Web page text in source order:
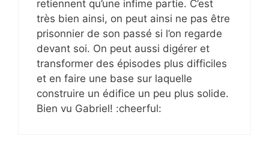
retiennent qu’une infime partie. C’est
très bien ainsi, on peut ainsi ne pas être
prisonnier de son passé si l’on regarde
devant soi. On peut aussi digérer et
transformer des épisodes plus difficiles
et en faire une base sur laquelle
construire un édifice un peu plus solide.
Bien vu Gabriel! :cheerful: